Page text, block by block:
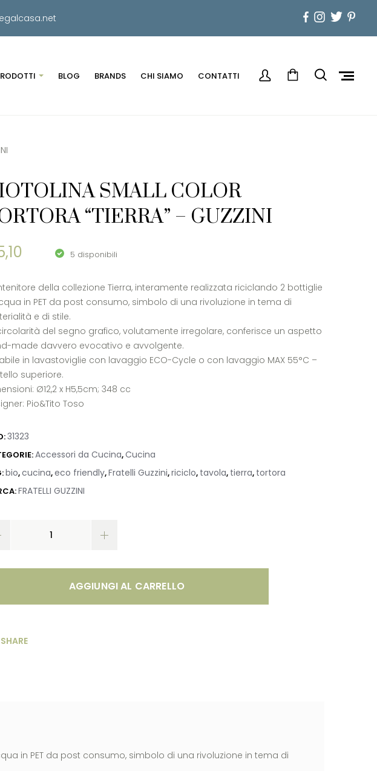
BLOG BRANDS CHI SIAMO CONTATTI
SMALL COLOR
“TIERRA” – GUZZINI
5 disponibili
della collezione Tierra, interamente realizzata riciclando 2 bottiglie
in PET da post consumo, simbolo di una rivoluzione in tema di
e di stile.
del segno grafico, volutamente irregolare, conferisce un aspetto
made davvero evocativo e avvolgente.
in lavastoviglie con lavaggio ECO-Cycle o con lavaggio MAX 55°C –
superiore.
Ø12,2 x H5,5cm; 348 cc
Pio&Tito Toso
31323
Accessori da Cucina,Cucina
bio,cucina,eco friendly,Fratelli Guzzini,riciclo, tavola, tierra, tortora
FRATELLI GUZZINI
AGGIUNGI AL CARRELLO
SHARE
in PET da post consumo, simbolo di una rivoluzione in tema di